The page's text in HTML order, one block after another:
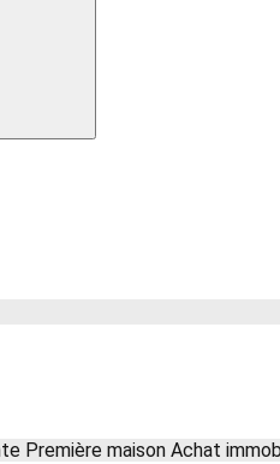
Première maison Achat